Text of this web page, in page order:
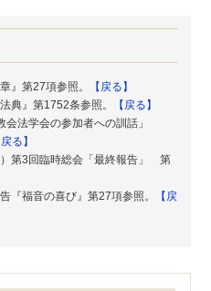
』第27項参照。
【戻る】
典』第1752条参照。
【戻る】
法学会の参加者への訓話」
戻る】
第3回臨時総会「最終報告」 第
福音の喜び』第27項参照。
【戻